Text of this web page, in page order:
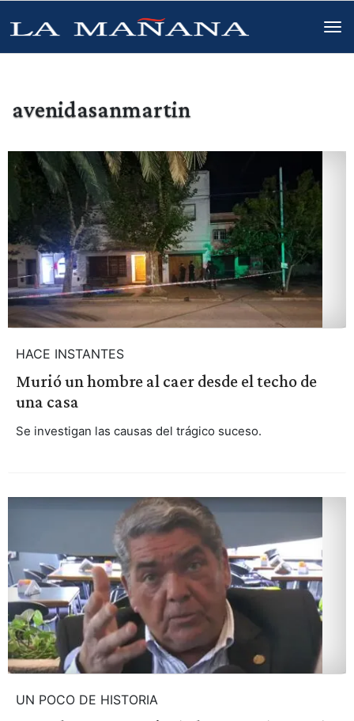
avenidasanmartin
HACE INSTANTES
Murió un hombre al caer desde el techo de
una casa
Se investigan las causas del trágico suceso.
UN POCO DE HISTORIA